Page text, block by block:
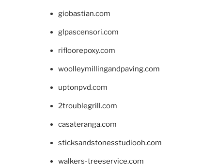
giobastian.com
glpascensori.com
rifloorepoxy.com
woolleymillingandpaving.com
uptonpvd.com
2troublegrill.com
casateranga.com
sticksandstonesstudiooh.com
walkers-treeservice.com